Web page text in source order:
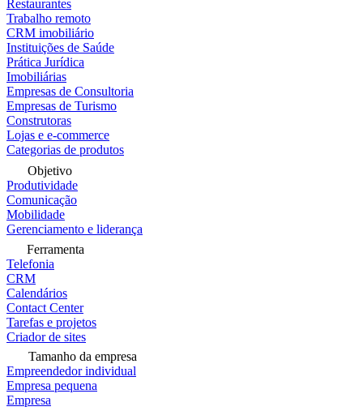
Restaurantes
Trabalho remoto
CRM imobiliário
Instituições de Saúde
Prática Jurídica
Imobiliárias
Empresas de Consultoria
Empresas de Turismo
Construtoras
Lojas e e-commerce
Categorias de produtos
Objetivo
Produtividade
Comunicação
Mobilidade
Gerenciamento e liderança
Ferramenta
Telefonia
CRM
Calendários
Contact Center
Tarefas e projetos
Criador de sites
Tamanho da empresa
Empreendedor individual
Empresa pequena
Empresa